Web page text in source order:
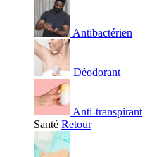
Antibactérien
Déodorant
Anti-transpirant
Santé Retour